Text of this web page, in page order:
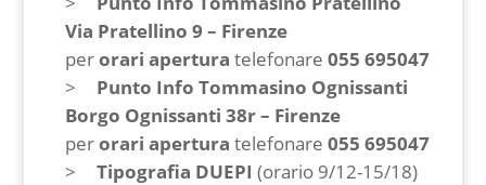
Via Pratellino 9 – Firenze
perorari apertura telefonare 055 695047
Punto Info Tommasino Ognissanti
Borgo Ognissanti 38r – Firenze
perorari apertura telefonare 055 695047
Tipografia DUEPI (orario 9/12-15/18)